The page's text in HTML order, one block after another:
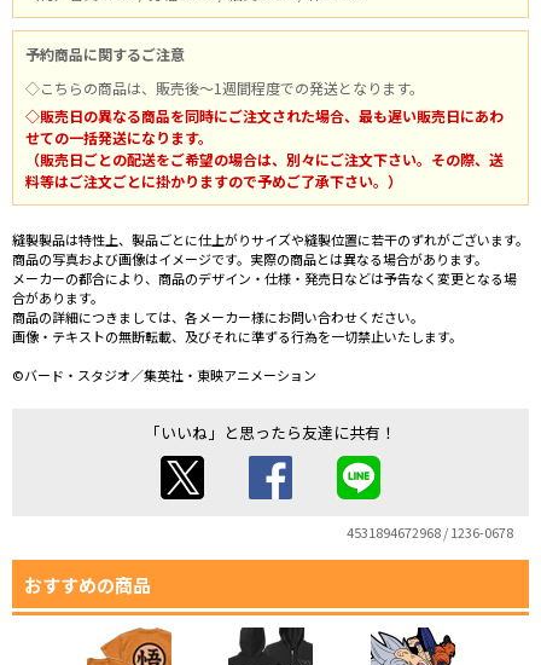
予約商品に関するご注意
◇こちらの商品は、販売後～1週間程度での発送となります。
◇販売日の異なる商品を同時にご注文された場合、最も遅い販売日にあわ
せての一括発送になります。
（販売日ごとの配送をご希望の場合は、別々にご注文下さい。その際、送
料等はご注文ごとに掛かりますので予めご了承下さい。）
縫製製品は特性上、製品ごとに仕上がりサイズや縫製位置に若干のずれがございます。
商品の写真および画像はイメージです。実際の商品とは異なる場合があります。
メーカーの都合により、商品のデザイン・仕様・発売日などは予告なく変更となる場
合があります。
商品の詳細につきましては、各メーカー様にお問い合わせください。
画像・テキストの無断転載、及びそれに準ずる行為を一切禁止いたします。
©バード・スタジオ／集英社・東映アニメーション
「いいね」と思ったら友達に共有！
4531894672968 / 1236-0678
おすすめの商品